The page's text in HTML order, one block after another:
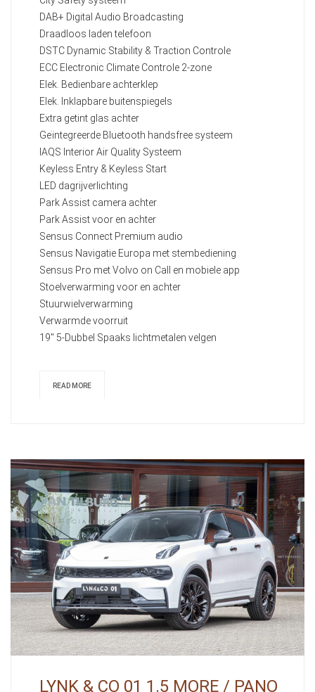
DAB+ Digital Audio Broadcasting
Draadloos laden telefoon
DSTC Dynamic Stability & Traction Controle
ECC Electronic Climate Controle 2-zone
Elek. Bedienbare achterklep
Elek. Inklapbare buitenspiegels
Extra getint glas achter
Geïntegreerde Bluetooth handsfree systeem
IAQS Interior Air Quality Systeem
Keyless Entry & Keyless Start
LED dagrijverlichting
Park Assist camera achter
Park Assist voor en achter
Sensus Connect Premium audio
Sensus Navigatie Europa met stembediening
Sensus Pro met Volvo on Call en mobiele app
Stoelverwarming voor en achter
Stuurwielverwarming
Verwarmde voorruit
19" 5-Dubbel Spaaks lichtmetalen velgen
READ MORE
LYNK & CO 01 1.5 MORE / PANO